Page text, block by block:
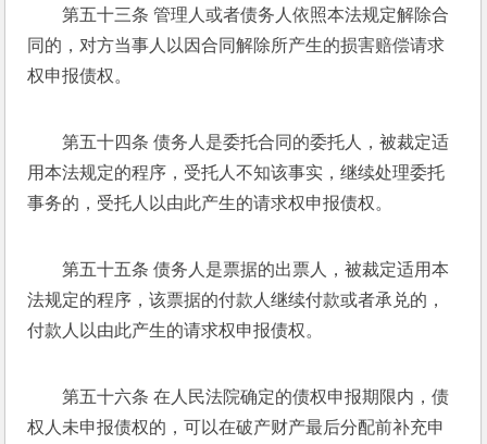
第五十三条 管理人或者债务人依照本法规定解除合
同的，对方当事人以因合同解除所产生的损害赔偿请求
权申报债权。
第五十四条 债务人是委托合同的委托人，被裁定适
用本法规定的程序，受托人不知该事实，继续处理委托
事务的，受托人以由此产生的请求权申报债权。
第五十五条 债务人是票据的出票人，被裁定适用本
法规定的程序，该票据的付款人继续付款或者承兑的，
付款人以由此产生的请求权申报债权。
第五十六条 在人民法院确定的债权申报期限内，债
权人未申报债权的，可以在破产财产最后分配前补充申